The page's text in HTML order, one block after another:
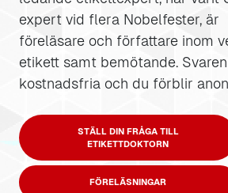
expert vid flera Nobelfester, är
föreläsare och författare inom
etikett samt bemötande.
kostnadsfria och du förblir
STÄLL DIN FRÅGA TILL
ETIKETTDOKTORN
FÖRELÄSNINGAR